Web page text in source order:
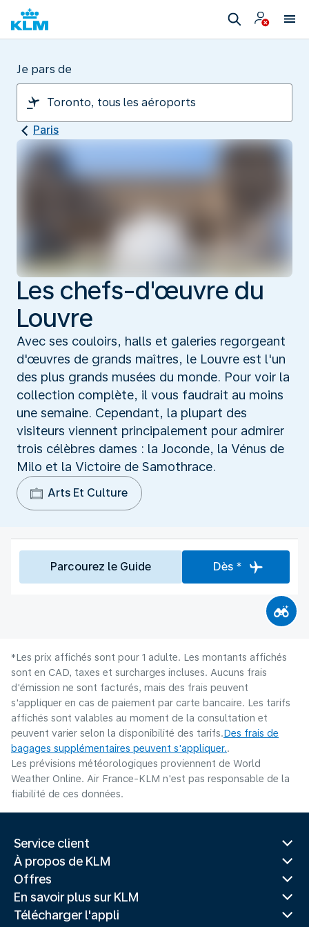
Je pars de
Paris
Les chefs-d'œuvre du
Louvre
Avec ses couloirs, halls et galeries regorgeant
d'œuvres de grands maîtres, le Louvre est l'un
des plus grands musées du monde. Pour voir la
collection complète, il vous faudrait au moins
une semaine. Cependant, la plupart des
visiteurs viennent principalement pour admirer
trois célèbres dames : la Joconde, la Vénus de
Milo et la Victoire de Samothrace.
Arts Et Culture
Parcourez le Guide Dès *
*Les prix affichés sont pour 1 adulte. Les montants affichés
sont en CAD, taxes et surcharges incluses. Aucuns frais
d'émission ne sont facturés, mais des frais peuvent
s'appliquer en cas de paiement par carte bancaire. Les tarifs
affichés sont valables au moment de la consultation et
peuvent varier selon la disponibilité des tarifs.Des frais de
bagages supplémentaires peuvent s'appliquer..
Les prévisions météorologiques proviennent de World
Weather Online. Air France-KLM n'est pas responsable de la
fiabilité de ces données.
Service client
À propos de KLM
Offres
En savoir plus sur KLM
Télécharger l'appli